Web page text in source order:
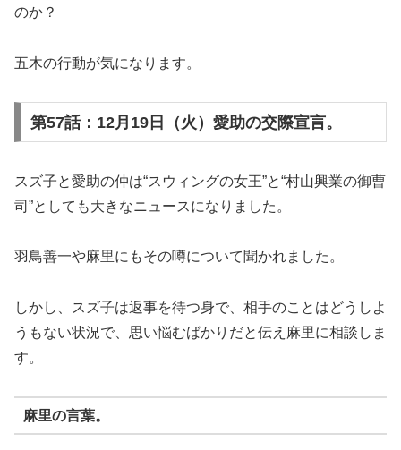
のか？
五木の行動が気になります。
第57話：12月19日（火）愛助の交際宣言。
スズ子と愛助の仲は“スウィングの女王”と“村山興業の御曹
司”としても大きなニュースになりました。
羽鳥善一や麻里にもその噂について聞かれました。
しかし、スズ子は返事を待つ身で、相手のことはどうしよ
うもない状況で、思い悩むばかりだと伝え麻里に相談しま
す。
麻里の言葉。